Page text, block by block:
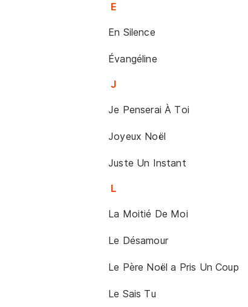
E
En Silence
Évangéline
J
Je Penserai À Toi
Joyeux Noël
Juste Un Instant
L
La Moitié De Moi
Le Désamour
Le Père Noël a Pris Un Coup
Le Sais Tu